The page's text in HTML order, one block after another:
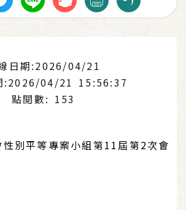
日期:2026/04/21
:2026/04/21 15:56:37
點閱數: 153
別平等專案小組第11屆第2次會